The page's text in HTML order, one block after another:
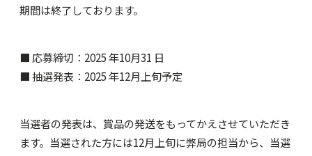
期間は終了しております。
■ 応募締切：2025 年10月31 日
■ 抽選発表：2025 年12月上旬予定
当選者の発表は、賞品の発送をもってかえさせていただき
ます。当選された方には12月上旬に弊局の担当から、当選